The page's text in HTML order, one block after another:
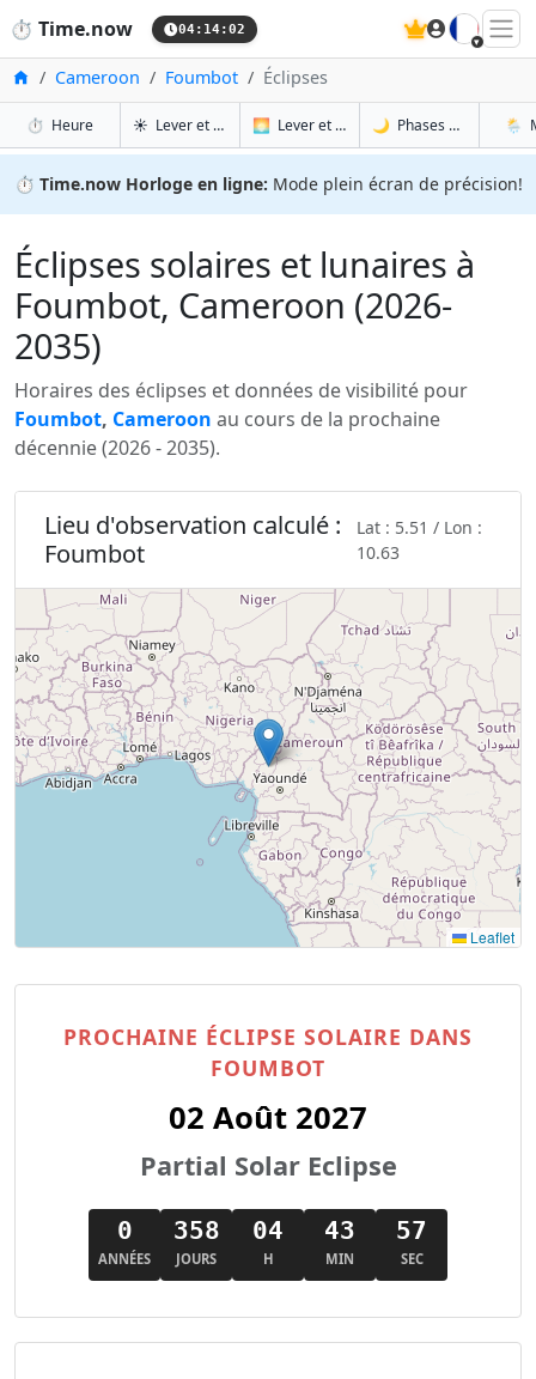
⏱️ Time.now 04:14:03 🇫🇷
Accueil
Cameroon Foumbot Éclipses
⏱️ Heureà Foumbot
☀️ Lever et coucher du soleil à Foumbot
🌅 Lever et coucher du soleil demain à
🌙 Phases de la Lune à
🌦️
⏱️ Time.now Horloge en ligne: Mode plein écran de précision!
Éclipses solaires et lunaires à
Foumbot, Cameroon (2026-
2035)
Horaires des éclipses et données de visibilité pour
Foumbot, Cameroon au cours de la prochaine
décennie (2026 - 2035).
Lieu d'observation calculé :
Foumbot
Lat : 5.51 / Lon :
10.63
Leaflet
PROCHAINE ÉCLIPSE SOLAIRE DANS
FOUMBOT
02 Août 2027
Partial Solar Eclipse
0
ANNÉES
358
JOURS
04
H
43
MIN
56
SEC